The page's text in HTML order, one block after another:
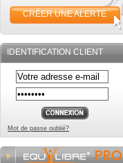
CRÉER UNE ALERTE
IDENTIFICATION CLIENT
Mot de passe oublié?